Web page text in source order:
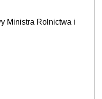
Ministra Rolnictwa i